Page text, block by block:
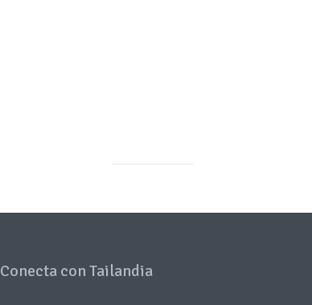
Conecta con Tailandia